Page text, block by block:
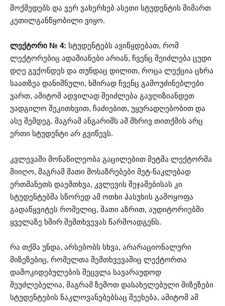
მოქმედებს და ვერ ვახერხებ ასეთი სტუდენტის მიმართ
კეთილგანწყობილი ვიყო.
ლექტორი № 4: სტუდენტებს ავიწყდებათ, რომ
ლექტორებიც ადამიანები არიან, ჩვენც შეიძლება ცუდი
დღე გვქონდეს და თუნდაც დილით, როცა ლექცია ცხრა
საათზეა დანიშნული, ხშირად ჩვენც გამოუძინებლები
ვართ, ამიტომ ადვილად შეიძლება გავღიზიანდეთ
უადგილო შეკითხვით, ჩაძიებით, უყურადღებობით და
ასე შემდეგ. მაგრამ ანგარიშს ამ მხრივ თითქმის არც
ერთი სტუდენტი არ გვიწევს.
კვლევაში მონაწილეობა გაცილებით მეტმა ლექტორმა
მიიღო, მაგრამ მათი მოსაზრებები მეტ-ნაკლებად
ერთმანეთს დაემთხვა, კვლევის შეჯამებისას კი
სტუდენტებმა სწორედ ამ ოთხი პასუხის გამოყოფა
გადაწყვიტეს რომელიც, მათი აზრით, აუდიტორიებში
ყველაზე ხშირ შემთხვევას წარმოადგენს.
რა თქმა უნდა, არსებობს სხვა, არარაციონალური
მიზეზებიც, რომელთა შემთხვევაშიც ლექტორთა
დამოკიდებულების შეცვლა სავარაუდოდ
შეუძლებელია, მაგრამ ზემოთ დასახელებული მიზეზები
სტუდენტების ნაკლოვანებებსაც შეეხება, ამიტომ ამ